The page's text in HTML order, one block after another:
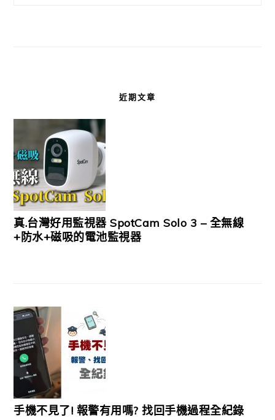
近期文章
真.台灣好用監視器 SpotCam Solo 3 – 全無線
+防水+磁吸的電池監視器
手機不見了! 報警有用嗎? 找回手機過程全紀錄